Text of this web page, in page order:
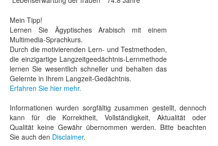
Mein Tipp!
Lernen Sie Ägyptisches Arabisch mit einem
Multimedia-Sprachkurs.
Durch die motivierenden Lern- und Testmethoden,
die einzigartige Langzeitgeedächtnis-Lernmethode
lernen Sie wesentlich schneller und behalten das
Gelernte in Ihrem Langzeit-Gedächtnis.
Erfahren Sie hier mehr.
Informationen wurden sorgfältig zusammen gestellt, dennoch
kann für die Korrektheit, Vollständigkeit, Aktualität oder
Qualität keine Gewähr übernommen werden. Bitte beachten
Sie auch den Disclaimer.